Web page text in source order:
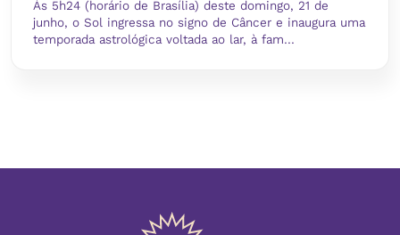
Às 5h24 (horário de Brasília) deste domingo, 21 de
junho, o Sol ingressa no signo de Câncer e inaugura uma
temporada astrológica voltada ao lar, à fam...